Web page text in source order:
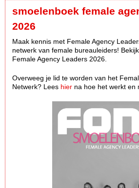
smoelenboek female
2026
Maak kennis met Female Agency
netwerk van female bureauleiders! Bekijk
Female Agency Leaders 2026.
Overweeg je lid te worden van het
Netwerk? Lees hier na hoe het werkt en